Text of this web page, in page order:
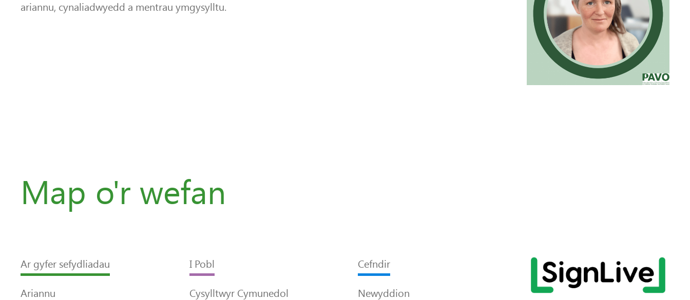
ariannu, cynaliadwyedd a mentrau ymgysylltu.
Map o'r wefan
Ar gyfer sefydliadau
Ariannu
I Pobl
Cysylltwyr Cymunedol
Cefndir
Newyddion